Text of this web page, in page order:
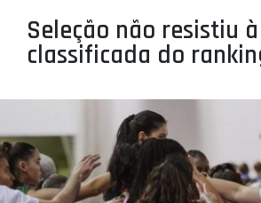
PROJETOS
LIGA BETCLIC MASCULINA
LIGA BETCLIC FEMININA
Seleção não resistiu à
classificada do